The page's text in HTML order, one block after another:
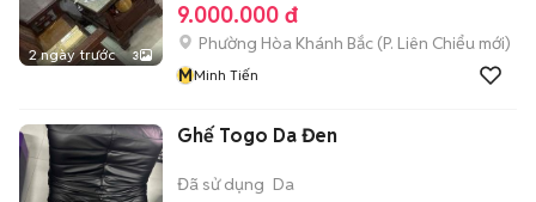
2 ngày trước 3
9.000.000 đ
Phường Hòa Khánh Bắc (P. Liên Chiểu mới)
MMinh Tiến
Ghế Togo Da Đen
Đã sử dụng Da